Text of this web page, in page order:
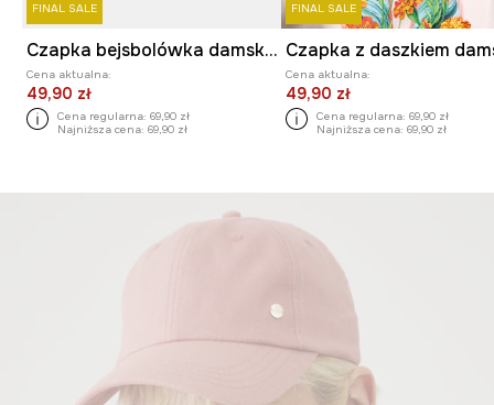
FINAL SALE
Czapka bejsbolówka damska bawełniana
Cena aktualna:
49,90 zł
Cena regularna: 69,90 zł
Najniższa cena: 69,90 zł
FINAL SALE
Cena aktualna:
49,90 zł
Cena regularna: 69,90 zł
Najniższa cena: 69,90 zł